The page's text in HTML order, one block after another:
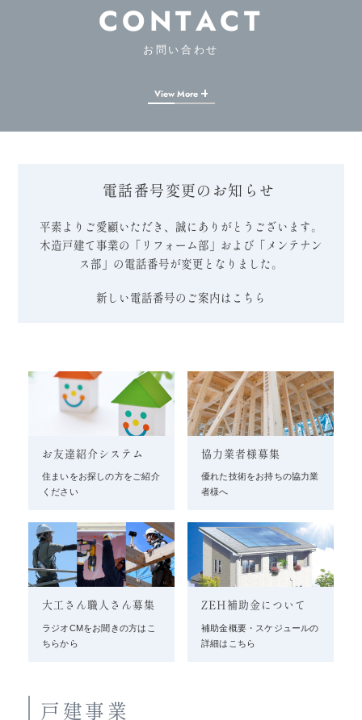
CONTACT
お問い合わせ
View More
電話番号変更のお知らせ
平素よりご愛顧いただき、誠にありがとうございます。
木造戸建て事業の「リフォーム部」および「メンテナン
ス部」の電話番号が変更となりました。
新しい電話番号のご案内はこちら
お友達紹介システム
住まいをお探しの方をご紹介
ください
協力業者様募集
優れた技術をお持ちの協力業
者様へ
大工さん職人さん募集
ラジオCMをお聞きの方はこ
ちらから
ZEH補助金について
補助金概要・スケジュールの
詳細はこちら
戸建事業